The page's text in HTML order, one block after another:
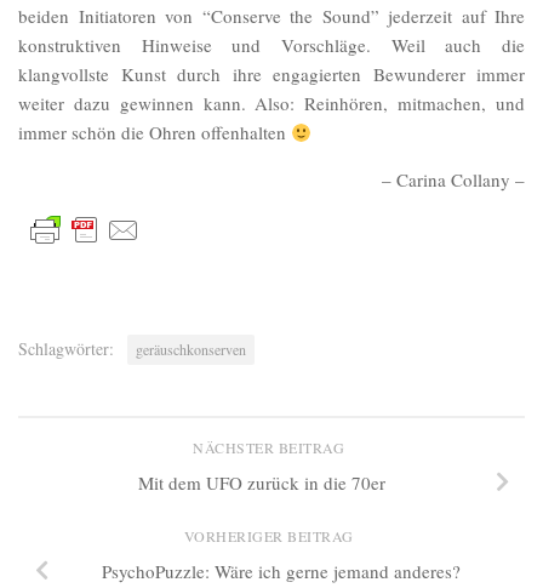
beiden Initiatoren von “Conserve the Sound” jederzeit auf Ihre
konstruktiven Hinweise und Vorschläge. Weil auch die
klangvollste Kunst durch ihre engagierten Bewunderer immer
weiter dazu gewinnen kann. Also: Reinhören, mitmachen, und
immer schön die Ohren offenhalten
– Carina Collany –
Schlagwörter: geräuschkonserven
NÄCHSTER BEITRAG
Mit dem UFO zurück in die 70er
VORHERIGER BEITRAG
PsychoPuzzle: Wäre ich gerne jemand anderes?